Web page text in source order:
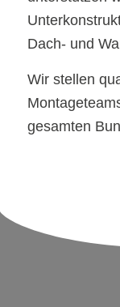
Dach- und
Wir stellen
gesamten